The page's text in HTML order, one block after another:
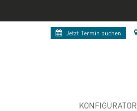
Jetzt Termin buchen
KONFIGURATOR